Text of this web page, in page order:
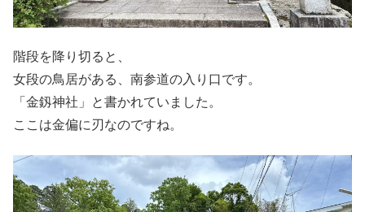
階段を降り切ると、
女段の鳥居がある、南参道の入り口です。
「金釼神社」と書かれていました。
ここは金偏に刃なのですね。